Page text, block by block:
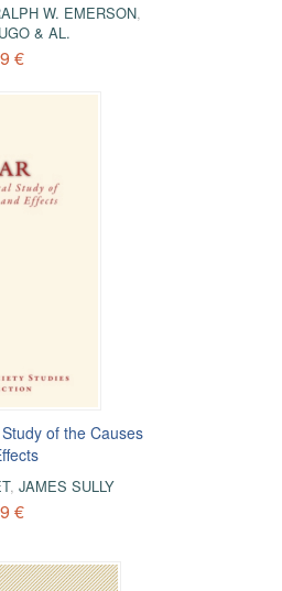
W. EMERSON,
& AL.
€
of the Causes
, JAMES SULLY
€